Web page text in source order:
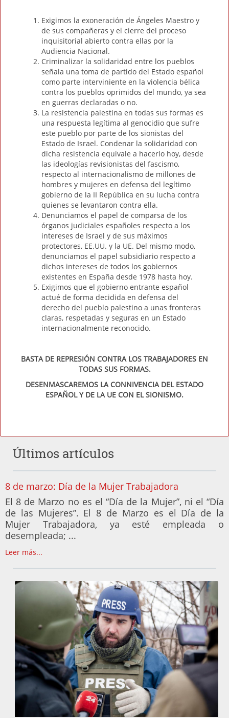
Exigimos la exoneración de Ángeles Maestro y
de sus compañeras y el cierre del proceso
inquisitorial abierto contra ellas por la
Audiencia Nacional.
Criminalizar la solidaridad entre los pueblos
señala una toma de partido del Estado español
como parte interviniente en la violencia bélica
contra los pueblos oprimidos del mundo, ya sea
en guerras declaradas o no.
La resistencia palestina en todas sus formas es
una respuesta legítima al genocidio que sufre
este pueblo por parte de los sionistas del
Estado de Israel. Condenar la solidaridad con
dicha resistencia equivale a hacerlo hoy, desde
las ideologías revisionistas del fascismo,
respecto al internacionalismo de millones de
hombres y mujeres en defensa del legítimo
gobierno de la II República en su lucha contra
quienes se levantaron contra ella.
Denunciamos el papel de comparsa de los
órganos judiciales españoles respecto a los
intereses de Israel y de sus máximos
protectores, EE.UU. y la UE. Del mismo modo,
denunciamos el papel subsidiario respecto a
dichos intereses de todos los gobiernos
existentes en España desde 1978 hasta hoy.
Exigimos que el gobierno entrante español
actué de forma decidida en defensa del
derecho del pueblo palestino a unas fronteras
claras, respetadas y seguras en un Estado
internacionalmente reconocido.
BASTA DE REPRESIÓN CONTRA LOS TRABAJADORES EN
TODAS SUS FORMAS.
DESENMASCAREMOS LA CONNIVENCIA DEL ESTADO
ESPAÑOL Y DE LA UE CON EL SIONISMO.
Últimos artículos
8 de marzo: Día de la Mujer Trabajadora
El 8 de Marzo no es el “Día de la Mujer”, ni el “Día
de las Mujeres”. El 8 de Marzo es el Día de la
Mujer Trabajadora, ya esté empleada o
desempleada; ...
Leer más...